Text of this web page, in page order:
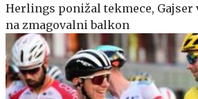
Herlings ponižal tekmece, Gajser
na zmagovalni balkon